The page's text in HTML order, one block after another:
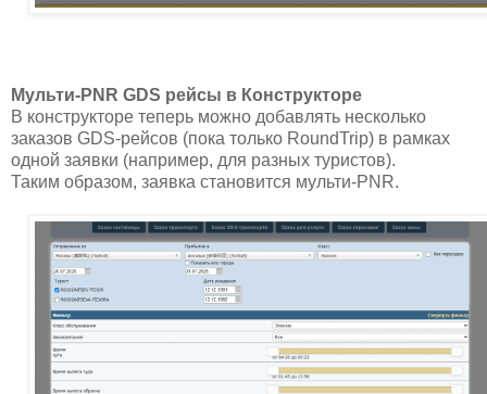
Мульти-PNR GDS рейсы в Конструкторе
В конструкторе теперь можно добавлять несколько
заказов GDS-рейсов (пока только RoundTrip) в рамках
одной заявки (например, для разных туристов).
Таким образом, заявка становится мульти-PNR.